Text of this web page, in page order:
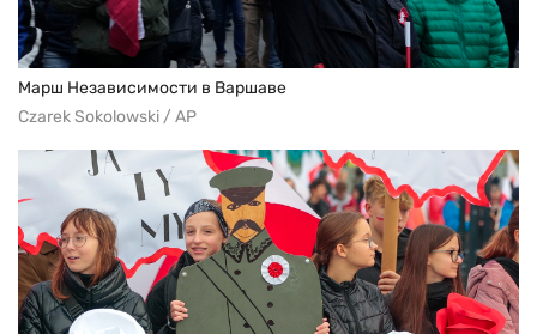
Марш Независимости в Варшаве
Czarek Sokolowski / AP